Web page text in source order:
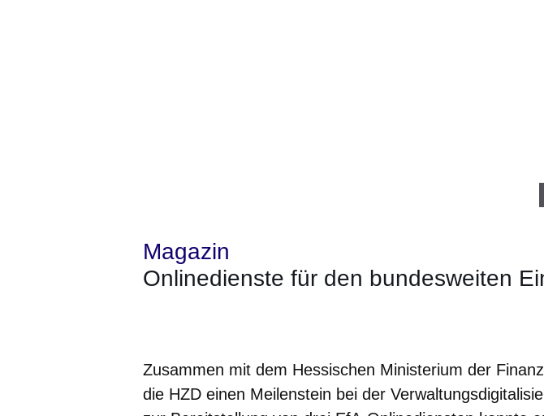
Magazin
Onlinedienste für den bundesweiten
Zusammen mit dem Hessischen Ministerium der
die HZD einen Meilenstein bei der